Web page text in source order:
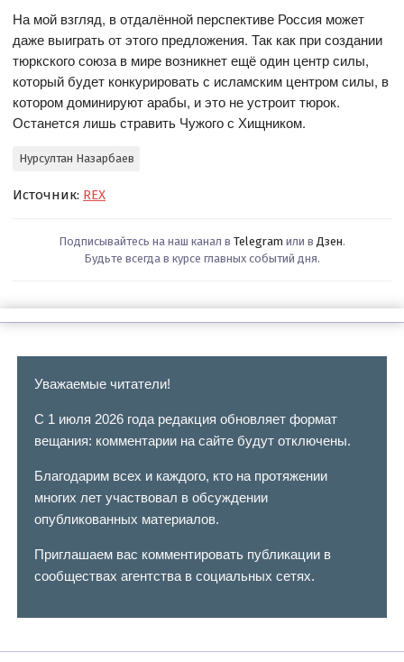
На мой взгляд, в отдалённой перспективе Россия может
даже выиграть от этого предложения. Так как при создании
тюркского союза в мире возникнет ещё один центр силы,
который будет конкурировать с исламским центром силы, в
котором доминируют арабы, и это не устроит тюрок.
Останется лишь стравить Чужого с Хищником.
Нурсултан Назарбаев
Источник: REX
Подписывайтесь на наш канал в Telegram или в Дзен.
Будьте всегда в курсе главных событий дня.
Уважаемые читатели!
С 1 июля 2026 года редакция обновляет формат
вещания: комментарии на сайте будут отключены.
Благодарим всех и каждого, кто на протяжении
многих лет участвовал в обсуждении
опубликованных материалов.
Приглашаем вас комментировать публикации в
сообществах агентства в социальных сетях.